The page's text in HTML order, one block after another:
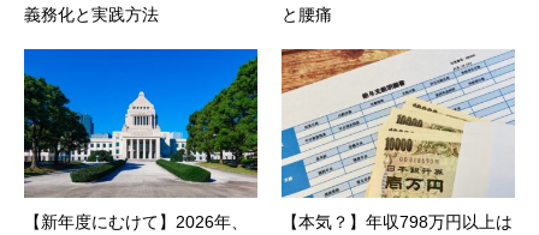
義務化と実践方法
と腰痛
【新年度にむけて】2026年、
【本気？】年収798万円以上は